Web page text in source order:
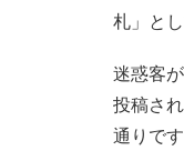
札」と
迷惑客
投稿さ
通りです